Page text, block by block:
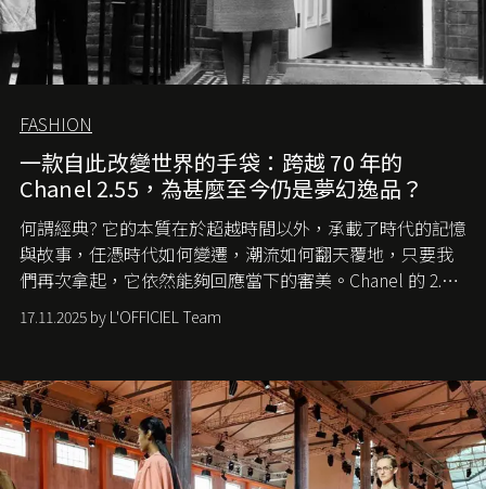
FASHION
一款自此改變世界的手袋：跨越 70 年的
Chanel 2.55，為甚麼至今仍是夢幻逸品？
何謂經典? 它的本質在於超越時間以外，承載了時代的記憶
與故事，任憑時代如何變遷，潮流如何翻天覆地，只要我
們再次拿起，它依然能夠回應當下的審美。Chanel 的 2.55
手袋更是這樣存在，自問世至今，一直有着舉足輕重的地
位。如果說每個女生的第一個夢想手袋是 Chanel，那 2.55
愛它的雋永與優雅。那麼這個手袋是怎麼誕生的呢？又為
甚麼取名叫 2.55 ？今天就由《L'Officiel HK》帶你穿越流金
歲月，回顧 2.55 的誕生故事。
17.11.2025 by L'OFFICIEL Team